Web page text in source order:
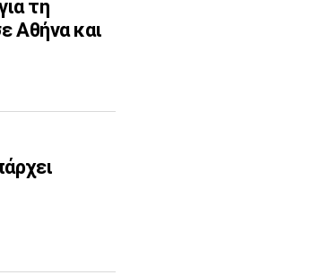
τη
Αθήνα και